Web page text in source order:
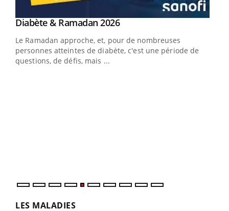
Youtube
Diabète & Ramadan 2026Youtube
Le Ramadan approche, et, pour de nombreuses
personnes atteintes de diabète, c'est une période de
questions, de défis, mais ...
LES MALADIES